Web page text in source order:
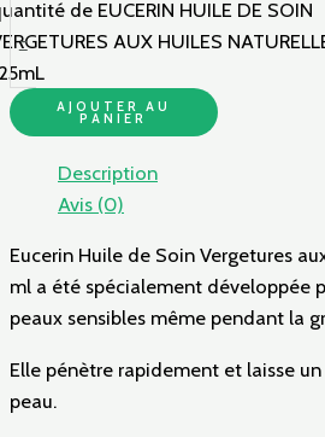
-
de EUCERIN HUILE DE SOIN
AUX HUILES
AJOUTER AU
PANIER
Description
Avis (0)
Eucerin Huile de Soin Vergetures
ml a été spécialement développée
peaux sensibles même pendant la
Elle pénètre rapidement et laisse
peau.